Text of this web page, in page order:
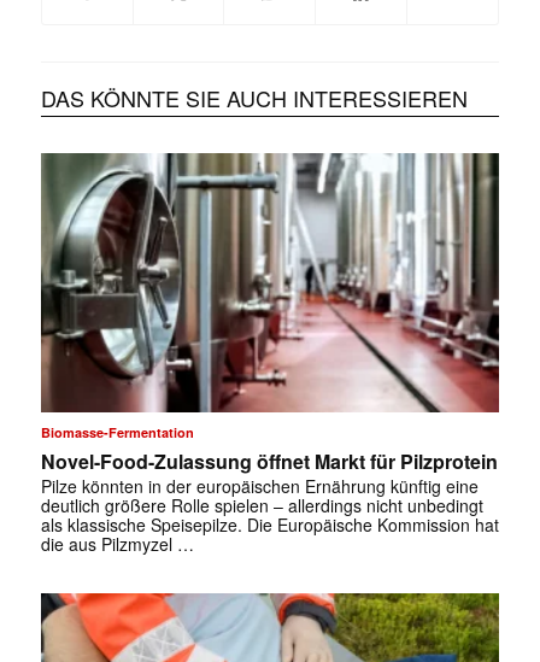
DAS KÖNNTE SIE AUCH INTERESSIEREN
Biomasse-Fermentation
Novel-Food-Zulassung öffnet Markt für Pilzprotein
Pilze könnten in der europäischen Ernährung künftig eine
deutlich größere Rolle spielen – allerdings nicht unbedingt
als klassische Speisepilze. Die Europäische Kommission hat
die aus Pilzmyzel …